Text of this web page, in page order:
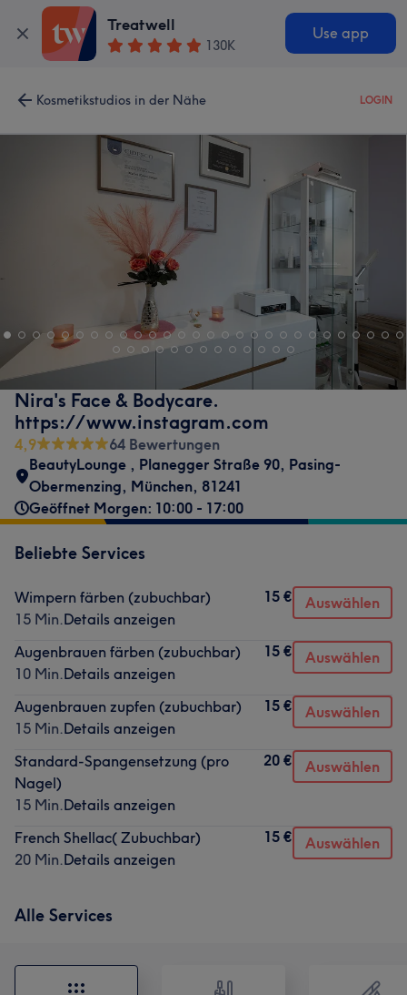
Treatwell
130K
Use app
Kosmetikstudios in der Nähe LOGIN
Nira's Face & Bodycare.
https://www.instagram.com
4,9
64 Bewertungen
BeautyLounge , Planegger Straße 90, Pasing-
Obermenzing, München, 81241
Geöffnet Morgen: 10:00 - 17:00
Beliebte Services
Wimpern färben (zubuchbar)
15 Min.Details anzeigen
15 € Auswählen
Augenbrauen färben (zubuchbar)
10 Min.Details anzeigen
15 € Auswählen
Augenbrauen zupfen (zubuchbar)
15 Min.Details anzeigen
15 € Auswählen
Standard-Spangensetzung (pro
Nagel)
15 Min.Details anzeigen
20 € Auswählen
French Shellac( Zubuchbar)
20 Min.Details anzeigen
15 € Auswählen
Alle Services